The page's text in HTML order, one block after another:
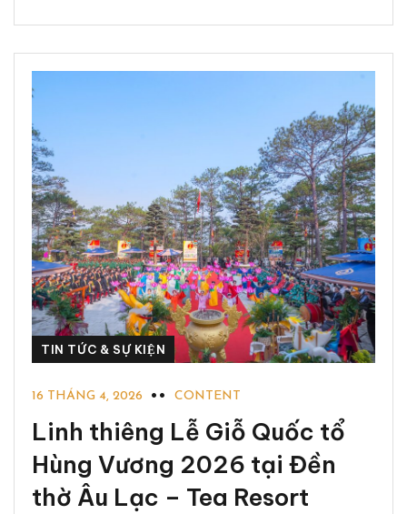
TIN TỨC & SỰ KIỆN
16 THÁNG 4, 2026 CONTENT
Linh thiêng Lễ Giỗ Quốc tổ
Hùng Vương 2026 tại Đền
thờ Âu Lạc – Tea Resort